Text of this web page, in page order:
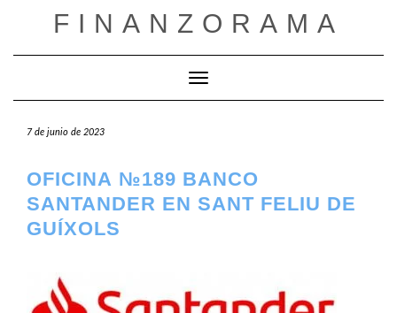
FINANZORAMA
Cambiar modo de navegación
7 de junio de 2023
OFICINA №189 BANCO
SANTANDER EN SANT FELIU DE
GUÍXOLS